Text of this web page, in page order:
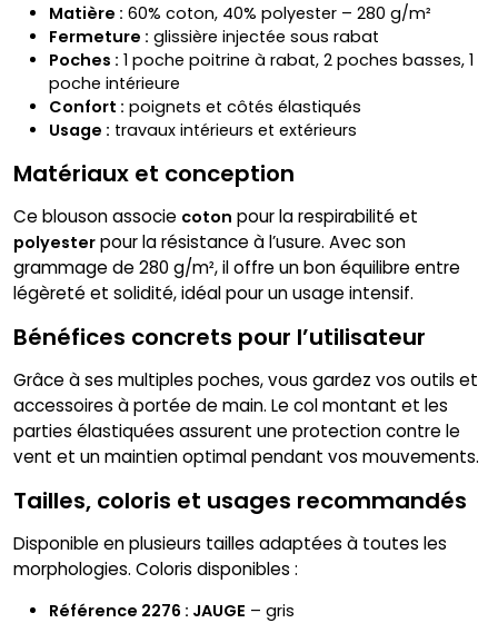
Matière : 60% coton, 40% polyester – 280 g/m²
Fermeture : glissière injectée sous rabat
Poches : 1 poche poitrine à rabat, 2 poches basses, 1
poche intérieure
Confort : poignets et côtés élastiqués
Usage : travaux intérieurs et extérieurs
Matériaux et conception
Ce blouson associe coton pour la respirabilité et
polyester pour la résistance à l’usure. Avec son
grammage de 280 g/m², il offre un bon équilibre entre
légèreté et solidité, idéal pour un usage intensif.
Bénéfices concrets pour l’utilisateur
Grâce à ses multiples poches, vous gardez vos outils et
accessoires à portée de main. Le col montant et les
parties élastiquées assurent une protection contre le
vent et un maintien optimal pendant vos mouvements.
Tailles, coloris et usages recommandés
Disponible en plusieurs tailles adaptées à toutes les
morphologies. Coloris disponibles :
Référence 2276 : JAUGE – gris